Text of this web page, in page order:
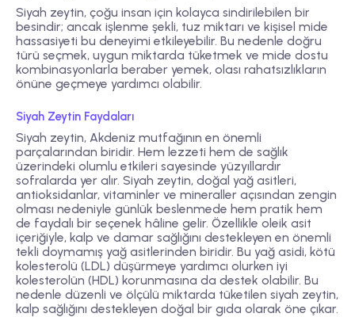
Siyah zeytin, çoğu insan için kolayca sindirilebilen bir
besindir; ancak işlenme şekli, tuz miktarı ve kişisel mide
hassasiyeti bu deneyimi etkileyebilir. Bu nedenle doğru
türü seçmek, uygun miktarda tüketmek ve mide dostu
kombinasyonlarla beraber yemek, olası rahatsızlıkların
önüne geçmeye yardımcı olabilir.
Siyah Zeytin Faydaları
Siyah zeytin, Akdeniz mutfağının en önemli
parçalarından biridir. Hem lezzeti hem de sağlık
üzerindeki olumlu etkileri sayesinde yüzyıllardır
sofralarda yer alır. Siyah zeytin, doğal yağ asitleri,
antioksidanlar, vitaminler ve mineraller açısından zengin
olması nedeniyle günlük beslenmede hem pratik hem
de faydalı bir seçenek hâline gelir. Özellikle oleik asit
içeriğiyle, kalp ve damar sağlığını destekleyen en önemli
tekli doymamış yağ asitlerinden biridir. Bu yağ asidi, kötü
kolesterolü (LDL) düşürmeye yardımcı olurken iyi
kolesterolün (HDL) korunmasına da destek olabilir. Bu
nedenle düzenli ve ölçülü miktarda tüketilen siyah zeytin,
kalp sağlığını destekleyen doğal bir gıda olarak öne çıkar.